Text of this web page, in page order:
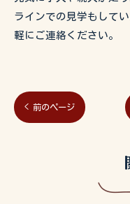
ラインでの見学もして
軽にご連絡ください。
< 前のページ